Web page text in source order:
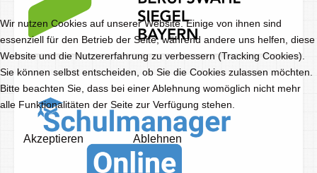
Wir nutzen Cookies auf unserer Website. Einige von ihnen sind
essenziell für den Betrieb der Seite, während andere uns helfen, diese
Website und die Nutzererfahrung zu verbessern (Tracking Cookies).
Sie können selbst entscheiden, ob Sie die Cookies zulassen möchten.
Bitte beachten Sie, dass bei einer Ablehnung womöglich nicht mehr
alle Funktionalitäten der Seite zur Verfügung stehen.
Akzeptieren Ablehnen